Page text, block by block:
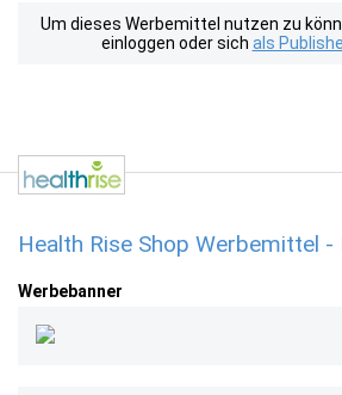
Um dieses Werbemittel nutzen zu
einloggen oder sich als
Health Rise Shop Werbemittel -
Werbebanner